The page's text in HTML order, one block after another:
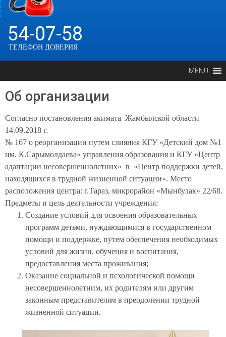
54-07-58
ТЕЛЕФОН ДОВЕРИЯ
MENU
Об организации
Согласно постановления акимата Жамбылской области
14.09.2018 г.
№ 167 о реорганизации путем слияния КГУ «Детский дом №1
им. К.Сарымолдаева» управления образования и КГУ «Центр
адаптации несовершеннолетних» в «Центр поддержки детей,
находящихся в трудной жизненной ситуации». Место
расположения центра: г.Тараз, микрорайон «Мынбулак» 22/68.
Предметы и цель деятельности учреждения:
Создание условий для освоения образовательных
программ детьми, нуждающимися в государственном
помощи и поддержке, путем обеспечения необходимых
условий для жизни, обучения и воспитания,
предоставления места проживания;
Оказание социальной и псхологической помощи
несовершеннолетним, их родителям или другим
законным представителям в преодолении трудной
жизненной ситуации.